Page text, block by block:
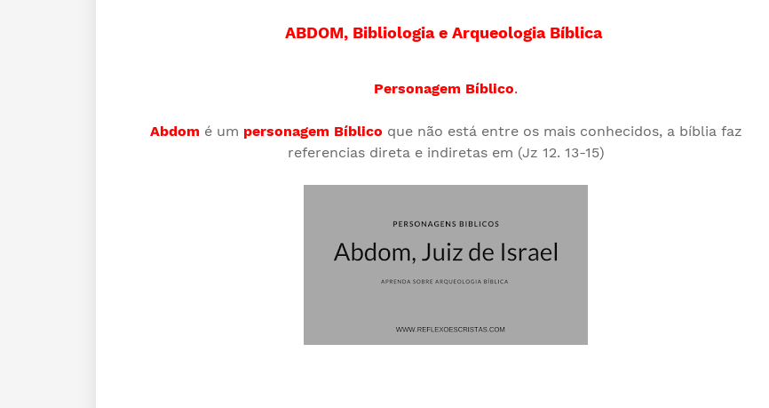
ABDOM, Bibliologia e Arqueologia Bíblica
Personagem Bíblico.
Abdom é um personagem Bíblico que não está entre os mais conhecidos, a bíblia faz
referencias direta e indiretas em (Jz 12. 13-15)